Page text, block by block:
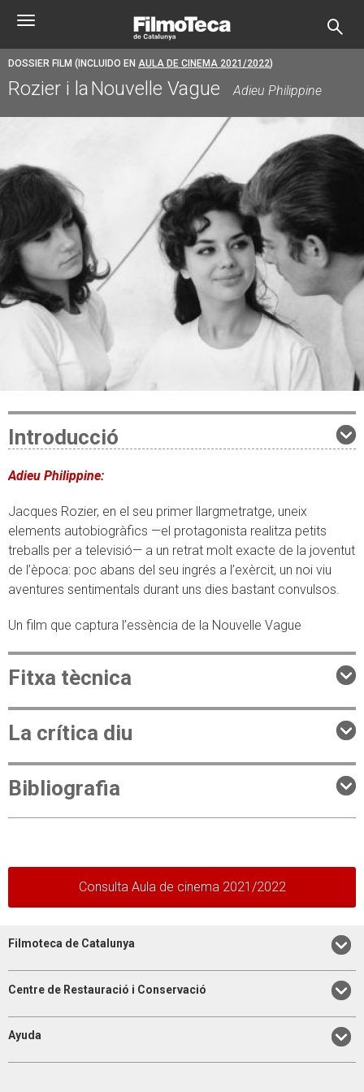
principal
Toggle
DOSSIER FILM (INCLUIDO EN AULA DE CINEMA 2021/2022)
Rozier i la Nouvelle Vague Adieu Philippine
Introducció
Adieu Philippine:
Jacques Rozier, en el seu primer llargmetratge, uneix
elements autobiogràfics —el protagonista realitza petits
treballs per a televisió— a un retrat molt exacte de la joventut
de l’època: poc abans del seu ingrés a l’exèrcit, un noi viu
aventures sentimentals durant uns dies bastant convulsos.
Un film que captura l’essència de la Nouvelle Vague
Fitxa tècnica
La crítica diu
Bibliografia
Consulta Aula de cinema 2021/2022
Filmoteca de Catalunya
Centre de Restauració i Conservació
Ayuda